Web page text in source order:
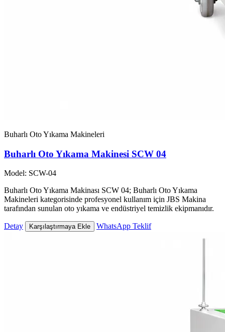
Buharlı Oto Yıkama Makineleri
Buharlı Oto Yıkama Makinesi SCW 04
Model: SCW-04
Buharlı Oto Yıkama Makinası SCW 04; Buharlı Oto Yıkama
Makineleri kategorisinde profesyonel kullanım için JBS Makina
tarafından sunulan oto yıkama ve endüstriyel temizlik ekipmanıdır.
Detay Karşılaştırmaya Ekle WhatsApp Teklif